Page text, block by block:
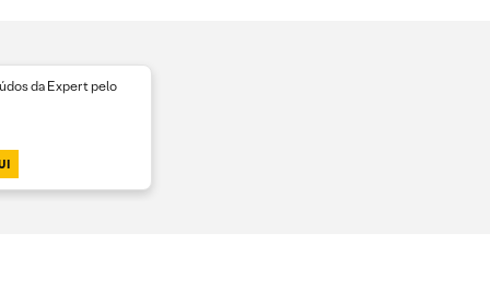
da Expert pelo